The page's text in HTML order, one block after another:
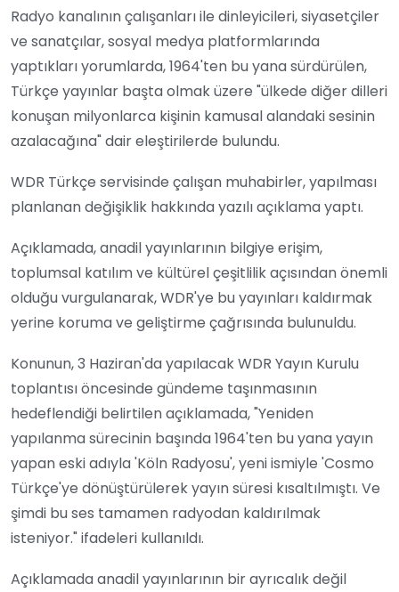
Radyo kanalının çalışanları ile dinleyicileri, siyasetçiler
ve sanatçılar, sosyal medya platformlarında
yaptıkları yorumlarda, 1964'ten bu yana sürdürülen,
Türkçe yayınlar başta olmak üzere "ülkede diğer dilleri
konuşan milyonlarca kişinin kamusal alandaki sesinin
azalacağına" dair eleştirilerde bulundu.
WDR Türkçe servisinde çalışan muhabirler, yapılması
planlanan değişiklik hakkında yazılı açıklama yaptı.
Açıklamada, anadil yayınlarının bilgiye erişim,
toplumsal katılım ve kültürel çeşitlilik açısından önemli
olduğu vurgulanarak, WDR'ye bu yayınları kaldırmak
yerine koruma ve geliştirme çağrısında bulunuldu.
Konunun, 3 Haziran'da yapılacak WDR Yayın Kurulu
toplantısı öncesinde gündeme taşınmasının
hedeflendiği belirtilen açıklamada, "Yeniden
yapılanma sürecinin başında 1964'ten bu yana yayın
yapan eski adıyla 'Köln Radyosu', yeni ismiyle 'Cosmo
Türkçe'ye dönüştürülerek yayın süresi kısaltılmıştı. Ve
şimdi bu ses tamamen radyodan kaldırılmak
isteniyor." ifadeleri kullanıldı.
Açıklamada anadil yayınlarının bir ayrıcalık değil